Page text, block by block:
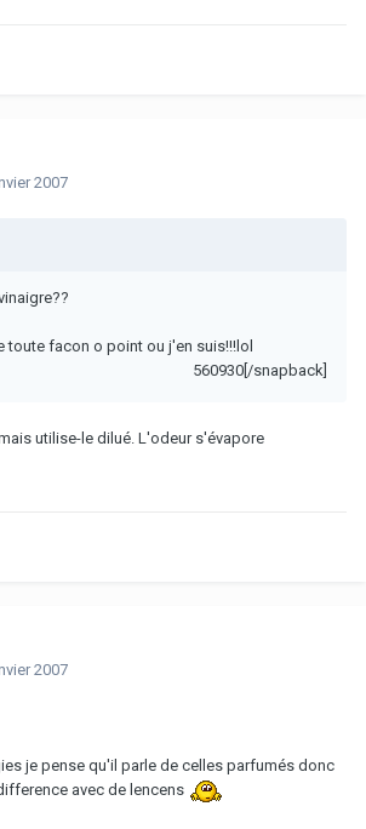
2007
toute facon o point ou j'en suis!!!lol
560930[/snapback]
utilise-le dilué. L'odeur s'évapore
2007
je pense qu'il parle de celles parfumés donc
avec de lencens